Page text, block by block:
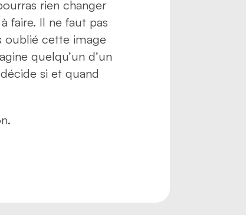
rien changer
faire. Il ne faut pas
oublié cette image
quelqu’un d’un
si et quand